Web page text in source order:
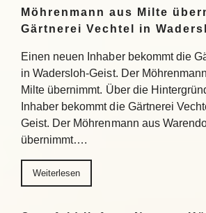
Möhrenmann aus Milte
Gärtnerei Vechtel in
Einen neuen Inhaber bekommt die
in Wadersloh-Geist. Der
Milte übernimmt. Über die
Inhaber bekommt die Gärtnerei
Geist. Der Möhrenmann aus
übernimmt….
Weiterlesen